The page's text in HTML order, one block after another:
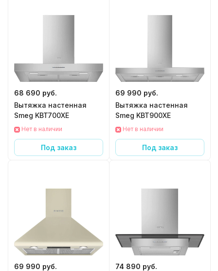
68 690 руб.
Вытяжка настенная
Smeg KBT700XE
Нет в наличии
Под заказ
69 990 руб.
Вытяжка настенная
Smeg KBT900XE
Нет в наличии
Под заказ
69 990 руб.
74 890 руб.